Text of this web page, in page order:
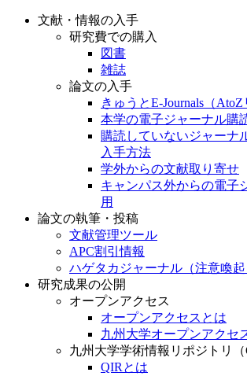
文献・情報の入手
研究費での購入
図書
雑誌
論文の入手
きゅうとE-Journals（AtoZ
本学の電子ジャーナル購
購読していないジャーナ
入手方法
学外からの文献取り寄せ
キャンパス外からの電子
用
論文の執筆・投稿
文献管理ツール
APC割引情報
ハゲタカジャーナル（注意喚起
研究成果の公開
オープンアクセス
オープンアクセスとは
九州大学オープンアクセ
九州大学学術情報リポジトリ（
QIRとは